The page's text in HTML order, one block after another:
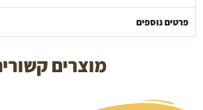
פרטים נוספים
מוצרים